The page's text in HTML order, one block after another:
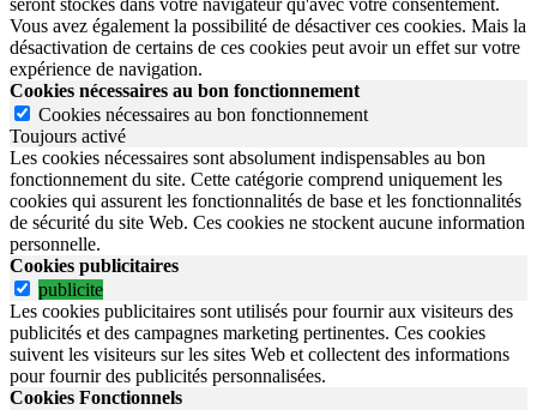
seront stockés dans votre navigateur qu'avec votre consentement.
Vous avez également la possibilité de désactiver ces cookies. Mais la
désactivation de certains de ces cookies peut avoir un effet sur votre
expérience de navigation.
Cookies nécessaires au bon fonctionnement
Cookies nécessaires au bon fonctionnement
Toujours activé
Les cookies nécessaires sont absolument indispensables au bon
fonctionnement du site. Cette catégorie comprend uniquement les
cookies qui assurent les fonctionnalités de base et les fonctionnalités
de sécurité du site Web. Ces cookies ne stockent aucune information
personnelle.
Cookies publicitaires
publicite
Les cookies publicitaires sont utilisés pour fournir aux visiteurs des
publicités et des campagnes marketing pertinentes. Ces cookies
suivent les visiteurs sur les sites Web et collectent des informations
pour fournir des publicités personnalisées.
Cookies Fonctionnels